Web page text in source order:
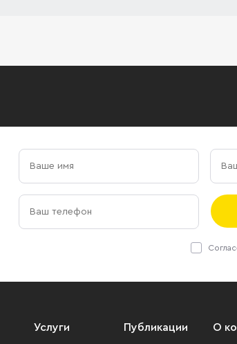
Услуги Публикации О